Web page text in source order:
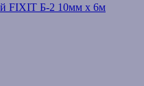
FIXIT Б-2 10мм х 6м